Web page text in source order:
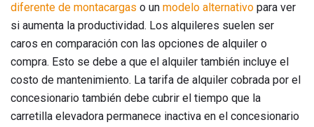
diferente de montacargas o un modelo alternativo para ver
si aumenta la productividad. Los alquileres suelen ser
caros en comparación con las opciones de alquiler o
compra. Esto se debe a que el alquiler también incluye el
costo de mantenimiento. La tarifa de alquiler cobrada por el
concesionario también debe cubrir el tiempo que la
carretilla elevadora permanece inactiva en el concesionario